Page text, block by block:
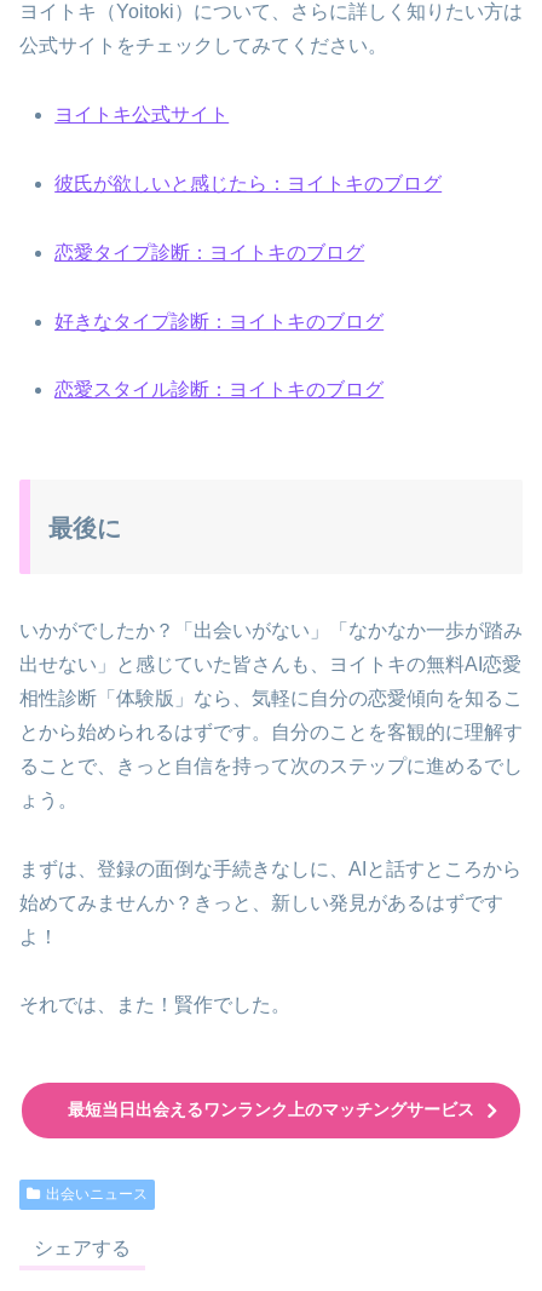
ヨイトキ（Yoitoki）について、さらに詳しく知りたい方は
公式サイトをチェックしてみてください。
ヨイトキ公式サイト
彼氏が欲しいと感じたら：ヨイトキのブログ
恋愛タイプ診断：ヨイトキのブログ
好きなタイプ診断：ヨイトキのブログ
恋愛スタイル診断：ヨイトキのブログ
最後に
いかがでしたか？「出会いがない」「なかなか一歩が踏み
出せない」と感じていた皆さんも、ヨイトキの無料AI恋愛
相性診断「体験版」なら、気軽に自分の恋愛傾向を知るこ
とから始められるはずです。自分のことを客観的に理解す
ることで、きっと自信を持って次のステップに進めるでし
ょう。
まずは、登録の面倒な手続きなしに、AIと話すところから
始めてみませんか？きっと、新しい発見があるはずです
よ！
それでは、また！賢作でした。
最短当日出会えるワンランク上のマッチングサービス
出会いニュース
シェアする